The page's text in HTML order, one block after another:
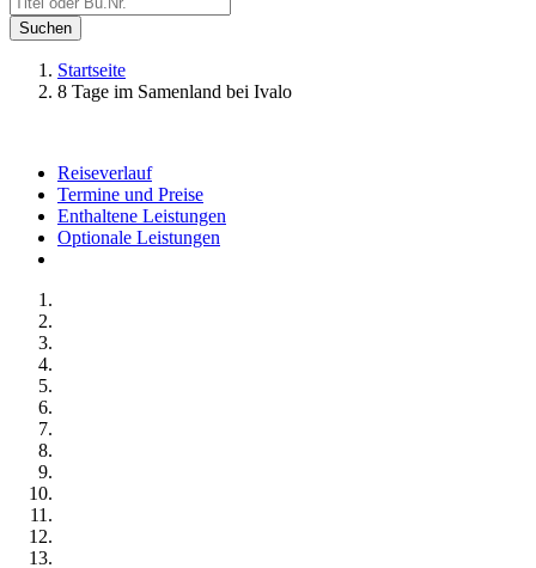
Suchen
Startseite
8 Tage im Samenland bei Ivalo
Reiseverlauf
Termine und Preise
Enthaltene Leistungen
Optionale Leistungen